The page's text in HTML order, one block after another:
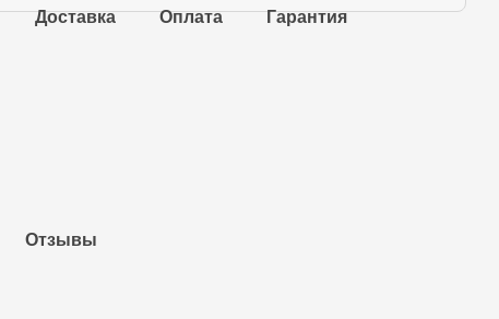
Доставка
Оплата Гарантия
Отзывы